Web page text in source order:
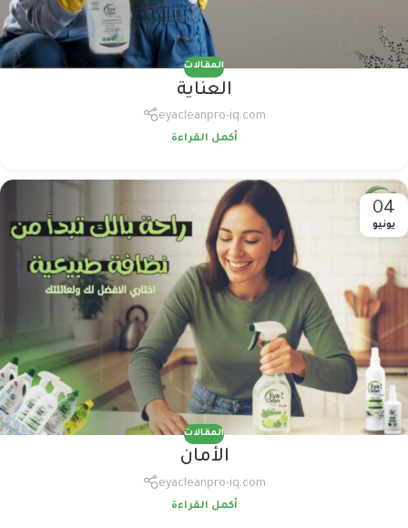
المقالات
العناية
eyacleanpro-iq.com
أكمل القراءة
04
يونيو
المقالات
الأمان
eyacleanpro-iq.com
أكمل القراءة